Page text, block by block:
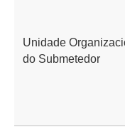
Unidade
do Submetedor